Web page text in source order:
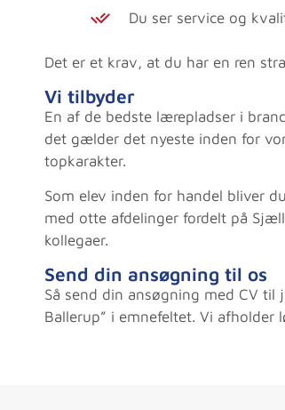
Du ser service og
Det er et krav, at du har en ren
Vi tilbyder
En af de bedste lærepladser i
det gælder det nyeste inden for
topkarakter.
Som elev inden for handel bliver
med otte afdelinger fordelt på
kollegaer.
Send din ansøgning til os
Så send din ansøgning med CV til
Ballerup” i emnefeltet. Vi